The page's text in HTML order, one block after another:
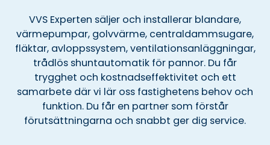
VVS Experten säljer och installerar blandare,
värmepumpar, golvvärme, centraldammsugare,
fläktar, avloppssystem, ventilationsanläggningar,
trådlös shuntautomatik för pannor. Du får
trygghet och kostnadseffektivitet och ett
samarbete där vi lär oss fastighetens behov och
funktion. Du får en partner som förstår
förutsättningarna och snabbt ger dig service.